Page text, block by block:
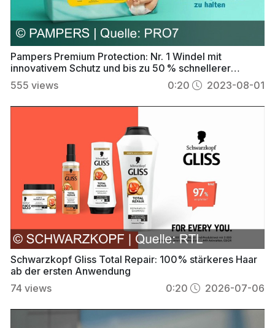
Pampers Premium Protection: Nr. 1 Windel mit
innovativem Schutz und bis zu 50 % schnellerer
Absorption
555 views 0:20 2023-08-01
Schwarzkopf Gliss Total Repair: 100% stärkeres Haar
ab der ersten Anwendung
74 views 0:20 2026-07-06